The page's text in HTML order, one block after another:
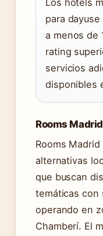
Los hotels
para
a menos de
rating
servicios
disponibles
Rooms Madrid
Rooms
alternativas
que buscan
temáticas con
operando en
Chamberí. El